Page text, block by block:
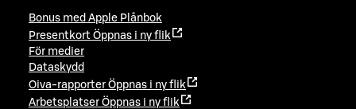
Bonus med Apple Plånbok
Presentkort Öppnas i ny flik
För medier
Dataskydd
Oiva-rapporter Öppnas i ny flik
Arbetsplatser Öppnas i ny flik